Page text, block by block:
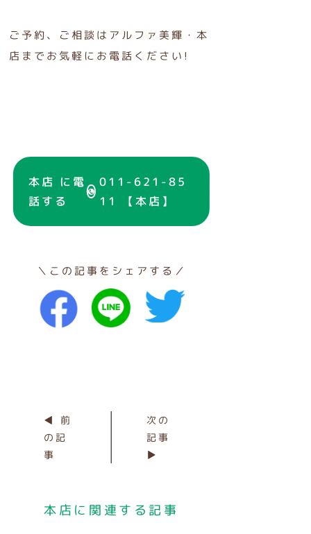
ご予約、ご相談はアルファ美輝・本
店までお気軽にお電話ください!
本店 に電
話する
011-621-85
11 【本店】
＼この記事をシェアする／
◀ 前
の記
事
次の
記事
▶
本店に関連する記事